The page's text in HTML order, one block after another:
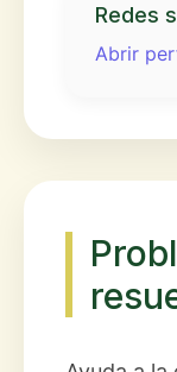
Redes
Abrir